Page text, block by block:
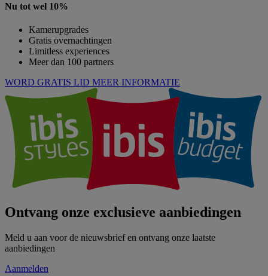
Nu tot wel 10%
Kamerupgrades
Gratis overnachtingen
Limitless experiences
Meer dan 100 partners
WORD GRATIS LID MEER INFORMATIE
Ontvang onze exclusieve aanbiedingen
Meld u aan voor de nieuwsbrief en ontvang onze laatste
aanbiedingen
Aanmelden